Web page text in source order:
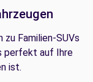
Familien-SUVs
perfekt auf Ihre
ist.